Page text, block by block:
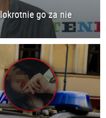
go za nie